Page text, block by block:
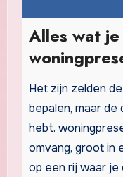
Alles wat
Het zijn zelden
bepalen, maar de
hebt.
omvang, groot in
op een rij waar je